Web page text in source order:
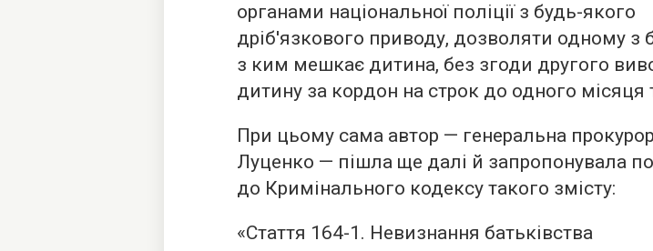
органами національної поліції з будь-якого
дріб'язкового приводу, дозволяти одному з
з ким мешкає дитина, без згоди другого
дитину за кордон на строк до одного місяця
При цьому сама автор — генеральна
Луценко — пішла ще далі й запропонувала
до Кримінального кодексу такого змісту:
«Стаття 164-1. Невизнання батьківства